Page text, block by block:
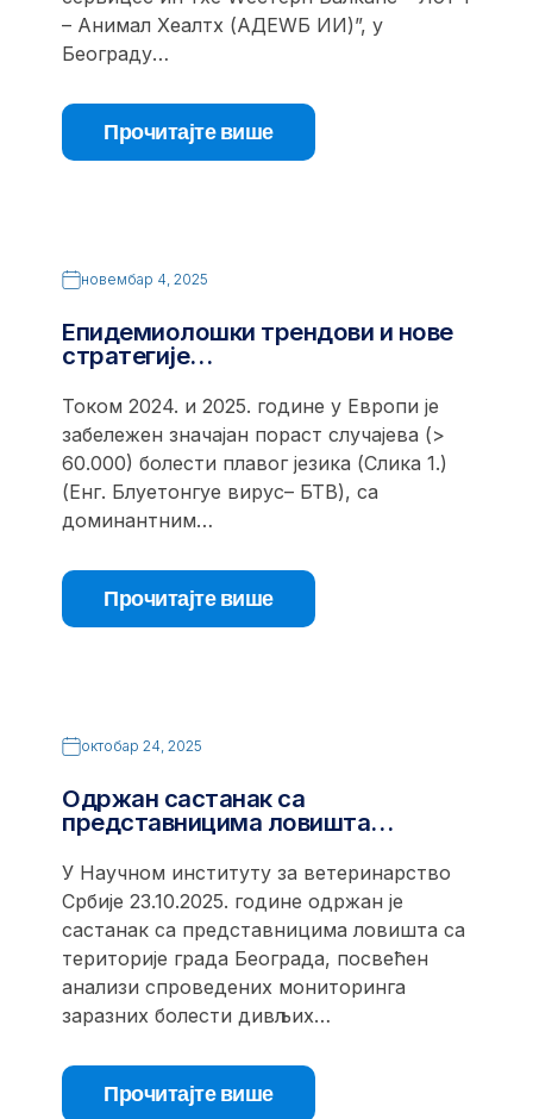
– Анимал Хеалтх (АДЕWБ ИИ)”, у
Београду…
Прочитајте више
новембар 4, 2025
Епидемиолошки трендови и нове
стратегије…
Током 2024. и 2025. године у Европи је
забележен значајан пораст случајева (>
60.000) болести плавог језика (Слика 1.)
(Енг. Блуетонгуе вирус– БТВ), са
доминантним…
Прочитајте више
октобар 24, 2025
Одржан састанак са
представницима ловишта…
У Научном институту за ветеринарство
Србије 23.10.2025. године одржан је
састанак са представницима ловишта са
територије града Београда, посвећен
анализи спроведених мониторинга
заразних болести дивљих…
Прочитајте више